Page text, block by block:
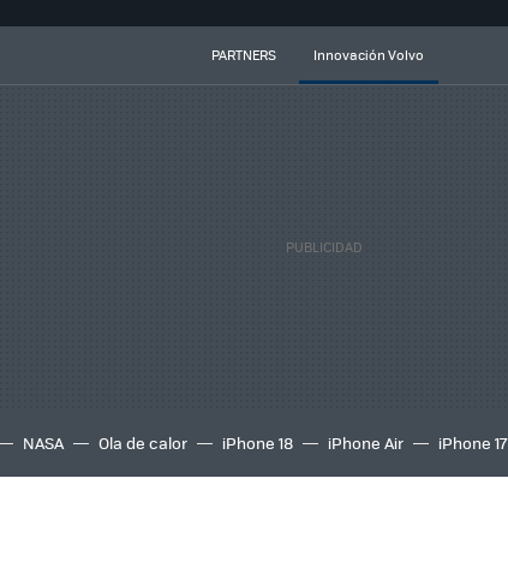
PARTNERS Innovación Volvo
NASA Ola de calor iPhone 18 iPhone Air iPhone 17